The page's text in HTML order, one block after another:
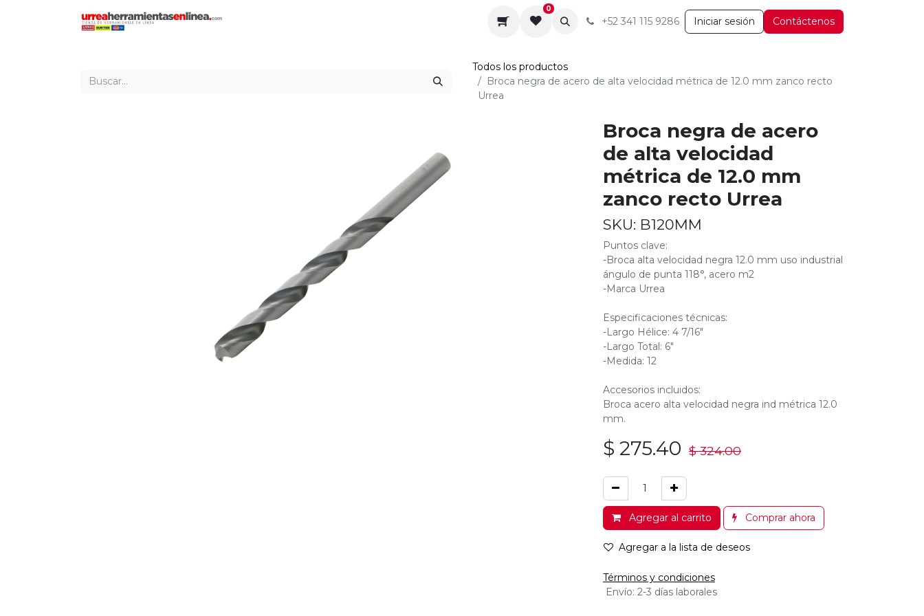
Servicios
0
+52 341 115 9286 Iniciar sesión Contáctenos
Todos los productos
Broca negra de acero de alta velocidad métrica de 12.0 mm zanco recto
Urrea
Broca negra de acero
de alta velocidad
métrica de 12.0 mm
zanco recto Urrea
SKU: B120MM
Puntos clave:
-Broca alta velocidad negra 12.0 mm uso industrial
ángulo de punta 118°, acero m2
-Marca Urrea
Especificaciones técnicas:
-Largo Hélice: 4 7/16"
-Largo Total: 6"
-Medida: 12
Accesorios incluidos:
Broca acero alta velocidad negra ind métrica 12.0
mm.
$ 275.40 $324.00
Agregar al carrito Comprar ahora
Agregar a la lista de deseos
Términos y condiciones
Envío: 2-3 días laborales